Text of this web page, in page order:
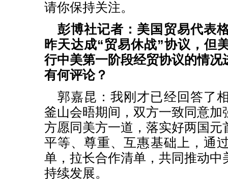
请你保持关注。
彭博社记者：美国贸易代表
昨天达成“贸易休战”协议，但
行中美第一阶段经贸协议的情况
有何评论？
郭嘉昆：我刚才已经回答了
釜山会晤期间，双方一致同意加
方愿同美方一道，落实好两国元
平等、尊重、互惠基础上，通
单，拉长合作清单，共同推动中
持续发展。